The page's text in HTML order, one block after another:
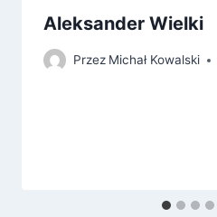
Aleksander Wielki
Przez Michał Kowalski